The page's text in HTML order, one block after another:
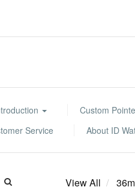
Custom
Service
About ID
View All